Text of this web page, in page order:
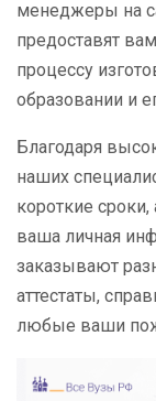
менеджеры на
предоставят
процессу
образовании и
Благодаря
наших
короткие
ваша личная
заказывают
аттестаты,
любые ваши